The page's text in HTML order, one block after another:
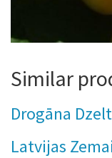
Similar
Drogāna
Latvijas